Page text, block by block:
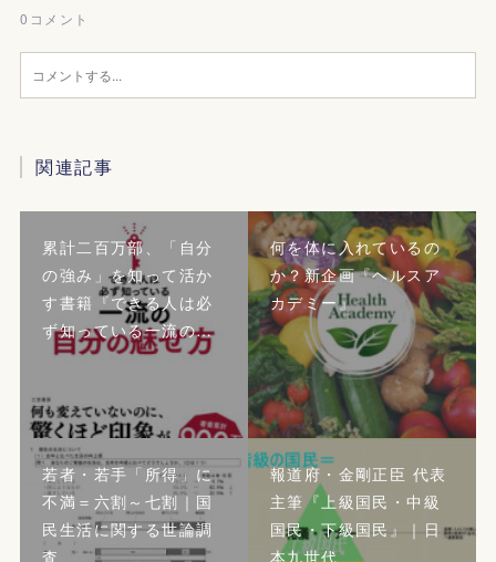
0 コメント
関連記事
累計二百万部、「自分
の強み」を知って活か
す書籍『できる人は必
ず知っている一流の…
何を体に入れているの
か？新企画『ヘルスア
カデミー』
若者・若手「所得」に
不満＝六割～七割｜国
民生活に関する世論調
査
報道府・金剛正臣 代表
主筆『上級国民・中級
国民・下級国民』｜日
本九世代